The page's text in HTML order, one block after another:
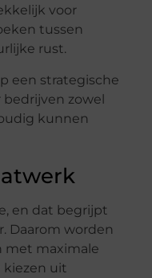
voor
tussen
rust.
een strategische
bedrijven zowel
kunnen
en dat begrijpt
Daarom worden
met maximale
uit